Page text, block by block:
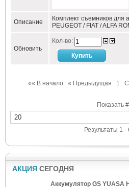
Описание
Комплект съемников для
PEUGEOT / FIAT / ALFA
Обновить
Кол-во:
«« В начало « Предыдущая 1
Показать #
Результаты 1 -
АКЦИЯ СЕГОДНЯ
Аккумулятор GS YUASA